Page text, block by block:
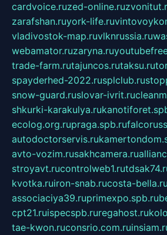
cardvoice.ruzed-online.ru
zarafshan.ruyork-life.ru
vladivostok-map.ruvlknrussia.ru
webamator.ruzaryna.ru
trade-farm.rutajuncos.rutaksu.ru
spayderhed-2022.rusplclub.ru
snow-guard.ruslovar-ivrit.ru
shkurki-karakulya.ru
ecolog.org.rupraga.spb.ru
autodoctorservis.ru
avto-vozim.rusakhcamera.ru
stroyavt.rucontrolweb1.ru
kvotka.ruiron-snab.rucosta-bella.ru
associaciya39.ruprimexpo.spb.ru
cpt21.ruispecspb.ruregahost.ru
tae-kwon.ruconsrio.com.ru